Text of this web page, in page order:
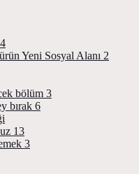
4
Yeni Sosyal Alanı 2
bölüm 3
bırak 6
13
3